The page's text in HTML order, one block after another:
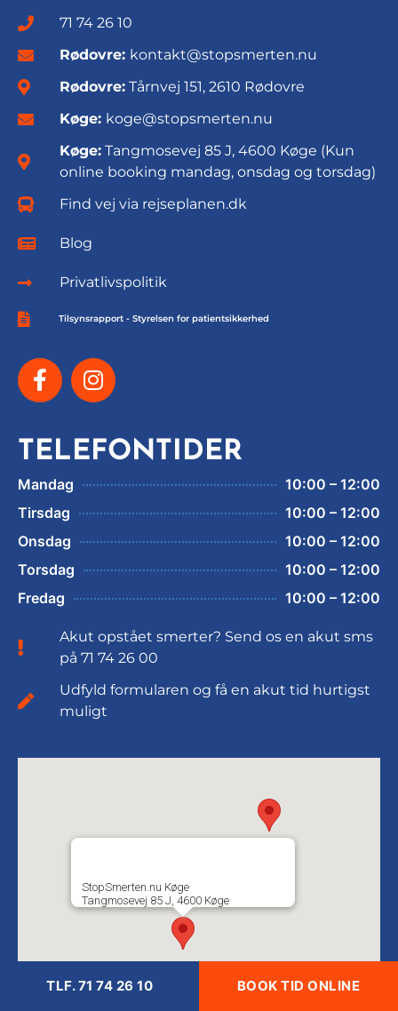
TLF. 71 74 26 10 BOOK TID ONLINE
71 74 26 10
Rødovre: kontakt@stopsmerten.nu
Rødovre:Tårnvej 151, 2610 Rødovre
Køge: koge@stopsmerten.nu
Køge:Tangmosevej 85 J, 4600 Køge (Kun
online booking mandag, onsdag og torsdag)
Find vej via rejseplanen.dk
Blog
Privatlivspolitik
Tilsynsrapport - Styrelsen for patientsikkerhed
TELEFONTIDER
Mandag
10:00 – 12:00
Tirsdag
10:00 – 12:00
Onsdag
10:00 – 12:00
Torsdag
10:00 – 12:00
Fredag
10:00 – 12:00
Akut opstået smerter? Send os en akut sms
på 71 74 26 00
Udfyld formularen og få en akut tid hurtigst
muligt
StopSmerten.nu Køge
Tangmosevej 85 J, 4600 Køge